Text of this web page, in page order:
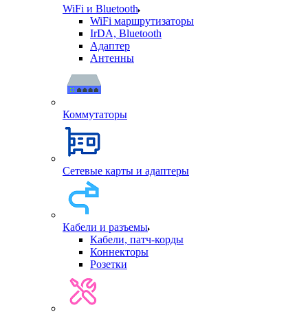
WiFi и Bluetooth
WiFi маршрутизаторы
IrDA, Bluetooth
Адаптер
Антенны
Коммутаторы
Сетевые карты и адаптеры
Кабели и разъемы
Кабели, патч-корды
Коннекторы
Розетки